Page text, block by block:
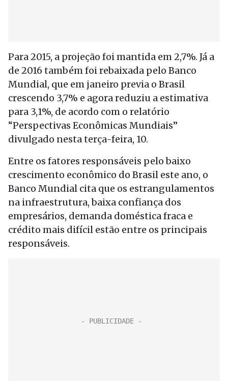
Para 2015, a projeção foi mantida em 2,7%. Já a
de 2016 também foi rebaixada pelo Banco
Mundial, que em janeiro previa o Brasil
crescendo 3,7% e agora reduziu a estimativa
para 3,1%, de acordo com o relatório
“Perspectivas Econômicas Mundiais”
divulgado nesta terça-feira, 10.
Entre os fatores responsáveis pelo baixo
crescimento econômico do Brasil este ano, o
Banco Mundial cita que os estrangulamentos
na infraestrutura, baixa confiança dos
empresários, demanda doméstica fraca e
crédito mais difícil estão entre os principais
responsáveis.